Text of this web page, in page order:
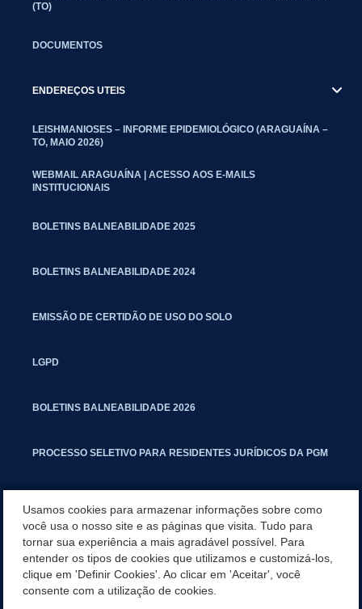
(TO)
DOCUMENTOS
ENDEREÇOS UTEIS
LEISHMANIOSES – INFORME EPIDEMIOLÓGICO (ARAGUAÍNA –
TO, MAIO 2026)
WEBMAIL ARAGUAÍNA | ACESSO AOS E-MAILS
INSTITUCIONAIS
BOLETINS BALNEABILIDADE 2025
BOLETINS BALNEABILIDADE 2024
EMISSÃO DE CERTIDÃO DE USO DO SOLO
LGPD
BOLETINS BALNEABILIDADE 2026
PROCESSO SELETIVO PARA RESIDENTES JURÍDICOS DA PGM
MANUAL DE PROCEDIMENTOS IMOBILIÁRIOS SEINFRA
TURMINHA DO LAGO
Usamos cookies para armazenar informações sobre como
você usa o nosso site e as páginas que visita. Tudo para
tornar sua experiência a mais agradável possível. Para
entender os tipos de cookies que utilizamos e customizá-los,
clique em 'Definir Cookies'. Ao clicar em 'Aceitar', você
consente com a utilização de cookies.